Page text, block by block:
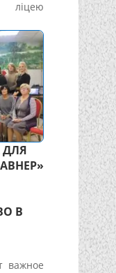
ліцею
ДЛЯ
В
важное